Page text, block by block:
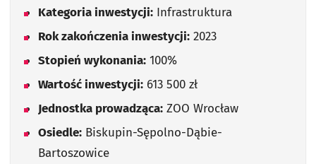
Kategoria inwestycji: Infrastruktura
Rok zakończenia inwestycji: 2023
Stopień wykonania: 100%
Wartość inwestycji: 613 500 zł
Jednostka prowadząca: ZOO Wrocław
Osiedle: Biskupin-Sępolno-Dąbie-
Bartoszowice